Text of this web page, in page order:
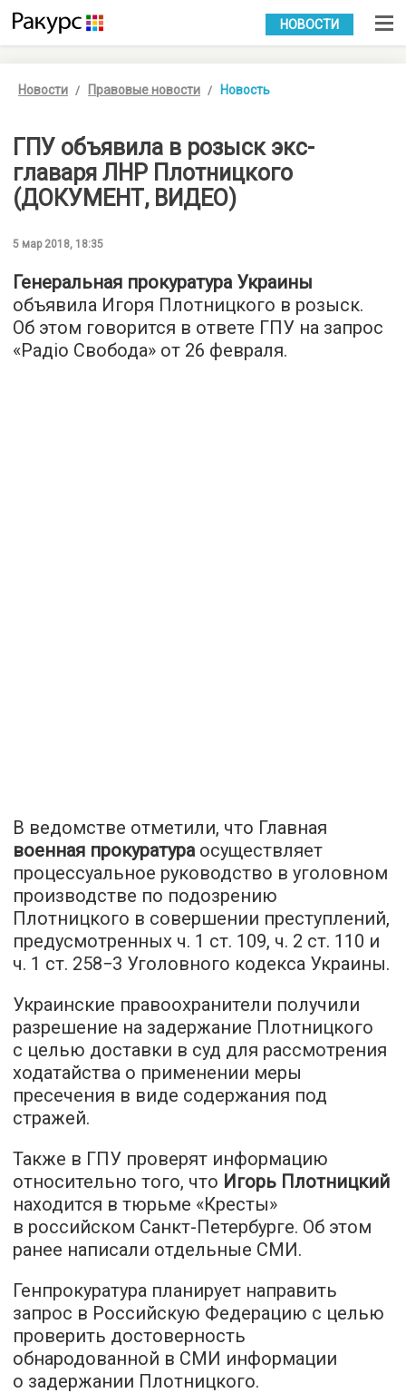
УКР РУС
НОВОСТИ
Новости Правовые новости Новость
ГПУ объявила в розыск экс-
главаря ЛНР Плотницкого
(ДОКУМЕНТ, ВИДЕО)
5 мар 2018, 18:35
Генеральная прокуратура Украины
объявила Игоря Плотницкого в розыск.
Об этом говорится в ответе ГПУ на запрос
«Радіо Свобода» от 26 февраля.
В ведомстве отметили, что Главная
военная прокуратураосуществляет
процессуальное руководство в уголовном
производстве по подозрению
Плотницкого в совершении преступлений,
предусмотренных ч. 1 ст. 109, ч. 2 ст. 110 и
ч. 1 ст. 258−3 Уголовного кодекса Украины.
Украинские правоохранители получили
разрешение на задержание Плотницкого
с целью доставки в суд для рассмотрения
ходатайства о применении меры
пресечения в виде содержания под
стражей.
Также в ГПУ проверят информацию
относительно того, что Игорь Плотницкий
находится в тюрьме «Кресты»
в российском Санкт-Петербурге. Об этом
ранее написали отдельные СМИ.
Генпрокуратура планирует направить
запрос в Российскую Федерацию с целью
проверить достоверность
обнародованной в СМИ информации
о задержании Плотницкого.